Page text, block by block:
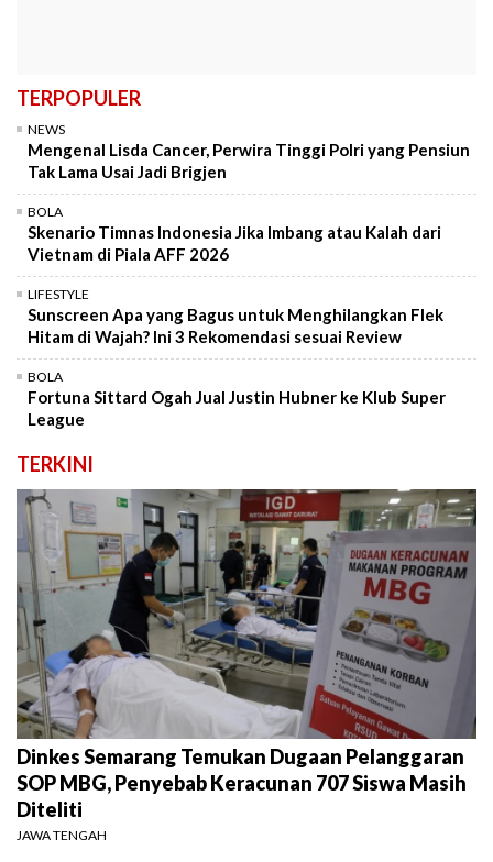
TERPOPULER
NEWS
Mengenal Lisda Cancer, Perwira Tinggi Polri yang Pensiun
Tak Lama Usai Jadi Brigjen
BOLA
Skenario Timnas Indonesia Jika Imbang atau Kalah dari
Vietnam di Piala AFF 2026
LIFESTYLE
Sunscreen Apa yang Bagus untuk Menghilangkan Flek
Hitam di Wajah? Ini 3 Rekomendasi sesuai Review
BOLA
Fortuna Sittard Ogah Jual Justin Hubner ke Klub Super
League
TERKINI
Dinkes Semarang Temukan Dugaan Pelanggaran
SOP MBG, Penyebab Keracunan 707 Siswa Masih
Diteliti
JAWA TENGAH